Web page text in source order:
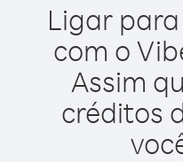
Ligar
com o
Assim
créditos